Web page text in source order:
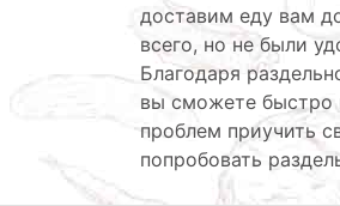
доставим еду вам
всего, но не были
Благодаря
вы сможете быстро
проблем приучить
попробовать